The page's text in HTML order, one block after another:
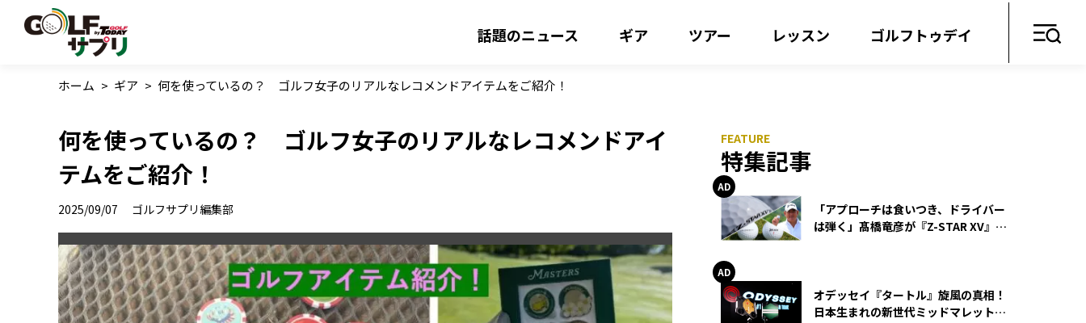
話題のニュース ギア ツアー レッスン ゴルフトゥデイ
ホーム > ギア > 何を使っているの？ ゴルフ女子のリアルなレコメンドアイテムをご紹介！
何を使っているの？ ゴルフ女子のリアルなレコメンドアイ
テムをご紹介！
2025/09/07 ゴルフサプリ編集部
特集記事
「アプローチは食いつき、ドライバー
は弾く」髙橋竜彦が『Z-STAR XV』を
オデッセイ『タートル』旋風の真相！
日本生まれの新世代ミッドマレットが